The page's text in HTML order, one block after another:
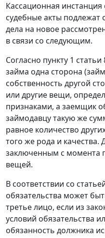
Кассационная
судебные акты подлежат
дела на новое
в связи со следующим.
Согласно пункту 1
займа одна сторона
собственность другой
или другие вещи,
признаками, а заемщик
займодавцу такую же
равное количество
того же рода и качества.
заключенным с момента
вещей.
В соответствии со
обязательства может
третье лицо, если из
условий обязательства
обязанность должника